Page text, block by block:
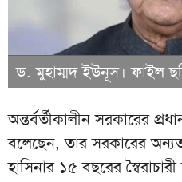
ড. মুহাম্মদ ইউনূস। ফাইল
অন্তর্বর্তীকালীন সরকারের
বলেছেন, তার সরকারের
হাসিনার ১৫ বছরের